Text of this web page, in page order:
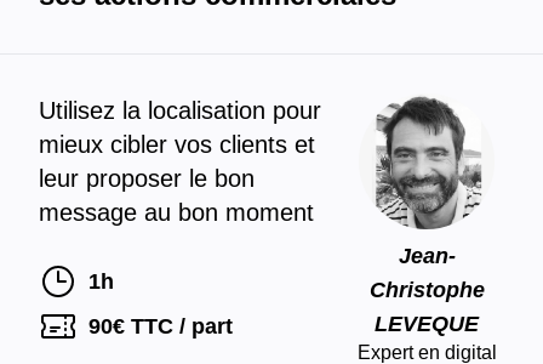
Utilisez la localisation pour
mieux cibler vos clients et
leur proposer le bon
message au bon moment
1h
90€ TTC / part
Jean-
Christophe
LEVEQUE
Expert en digital